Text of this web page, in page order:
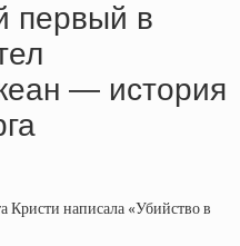
первый в
— история
Кристи написала «Убийство в